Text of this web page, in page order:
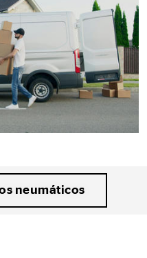
neumáticos